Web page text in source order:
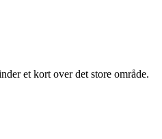
et kort over det store område.